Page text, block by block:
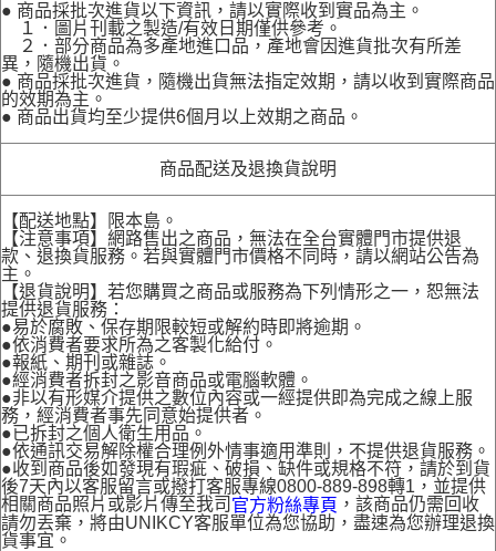
● 商品採批次進貨以下資訊，請以實際收到實品為主。
１．圖片刊載之製造/有效日期僅供參考。
２．部分商品為多產地進口品，產地會因進貨批次有所差
異，隨機出貨。
● 商品採批次進貨，隨機出貨無法指定效期，請以收到實際商品
的效期為主。
● 商品出貨均至少提供6個月以上效期之商品。
商品配送及退換貨說明
【配送地點】限本島。
【注意事項】網路售出之商品，無法在全台實體門市提供退
款、退換貨服務。若與實體門市價格不同時，請以網站公告為
主。
【退貨說明】若您購買之商品或服務為下列情形之一，恕無法
提供退貨服務：
●易於腐敗、保存期限較短或解約時即將逾期。
●依消費者要求所為之客製化給付。
●報紙、期刊或雜誌。
●經消費者拆封之影音商品或電腦軟體。
●非以有形媒介提供之數位內容或一經提供即為完成之線上服
務，經消費者事先同意始提供者。
●已拆封之個人衛生用品。
●依通訊交易解除權合理例外情事適用準則，不提供退貨服務。
●收到商品後如發現有瑕疵、破損、缺件或規格不符，請於到貨
後7天內以客服留言或撥打客服專線0800-889-898轉1，並提供
相關商品照片或影片傳至我司 官方粉絲專頁 ，該商品仍需回收
請勿丟棄，將由UNIKCY客服單位為您協助，盡速為您辦理退換
貨事宜。